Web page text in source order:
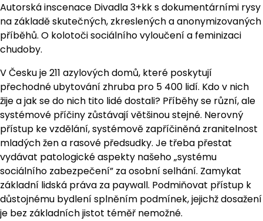
Autorská inscenace Divadla 3+kk s dokumentárními rysy
na základě skutečných, zkreslených a anonymizovaných
příběhů. O kolotoči sociálního vyloučení a feminizaci
chudoby.
V Česku je 211 azylových domů, které poskytují
přechodné ubytování zhruba pro 5 400 lidí. Kdo v nich
žije a jak se do nich tito lidé dostali? Příběhy se různí, ale
systémové příčiny zůstávají většinou stejné. Nerovný
přístup ke vzdělání, systémově zapříčiněná zranitelnost
mladých žen a rasové předsudky. Je třeba přestat
vydávat patologické aspekty našeho „systému
sociálního zabezpečení” za osobní selhání. Zamykat
základní lidská práva za paywall. Podmiňovat přístup k
důstojnému bydlení splněním podmínek, jejichž dosažení
je bez základních jistot téměř nemožné.